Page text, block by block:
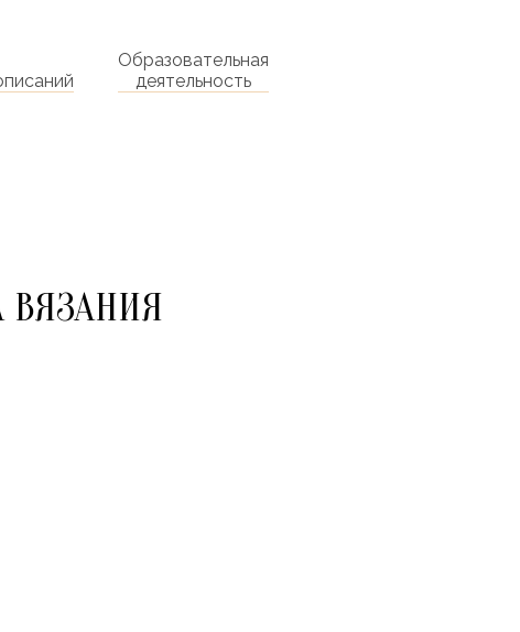
Образовательная
деятельность
ВЯЗАНИЯ